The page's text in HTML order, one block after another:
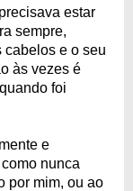
estar
sempre,
cabelos e o seu
às vezes é
foi
e
nunca
por mim, ou ao